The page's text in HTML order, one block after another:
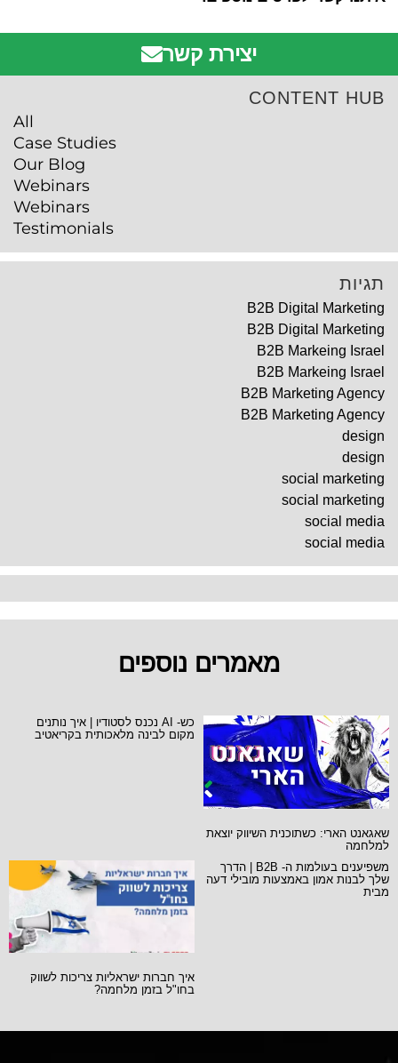
יצירת קשר
CONTENT HUB
All
Case Studies
Our Blog
Webinars
Webinars
Testimonials
תגיות
B2B Digital Marketing
B2B Digital Marketing
B2B Markeing Israel
B2B Markeing Israel
B2B Marketing Agency
B2B Marketing Agency
design
design
social marketing
social marketing
social media
social media
מאמרים נוספים
שאגאנט הארי: כשתוכנית השיווק יוצאת
למלחמה
כש- AI נכנס לסטודיו | איך נותנים
מקום לבינה מלאכותית בקריאטיב
משפיענים בעולמות ה- B2B | הדרך
שלך לבנות אמון באמצעות מובילי דעה
מבית
איך חברות ישראליות צריכות לשווק
בחו"ל בזמן מלחמה?